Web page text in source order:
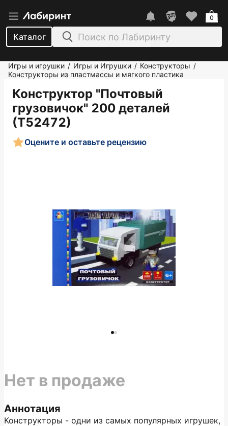
Каталог
0
Игры и игрушки / Игры и Игрушки / Конструкторы /
Конструкторы из пластмассы и мягкого пластика
Конструктор "Почтовый
грузовичок" 200 деталей
(Т52472)
Оцените и оставьте рецензию
Аннотация
Конструкторы - одни из самых популярных игрушек,
Нет в продаже